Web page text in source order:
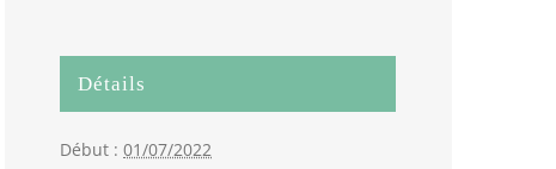
Détails
Début : 01/07/2022